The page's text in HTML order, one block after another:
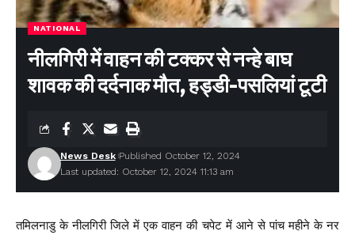
NATIONAL
नीलगिरी में वाहन की टक्कर से नन्हे बाघ
शावक की दर्दनाक मौत, हड्डी-पसलियां टूटी
Last updated: October 12, 2024 11:13 am
News Desk Published October 12, 2024
तमिलनाडु के नीलगिरी जिले में एक वाहन की चपेट में आने से पांच महीने के नर